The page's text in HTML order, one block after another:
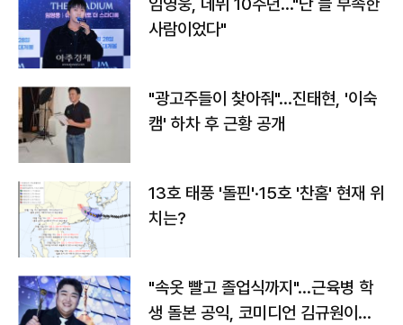
사람이었다"
"광고주들이 찾아줘"…진태현, '이숙
캠' 하차 후 근황 공개
13호 태풍 '돌핀'·15호 '찬홈' 현재 위
치는?
"속옷 빨고 졸업식까지"…근육병 학
생 돌본 공익, 코미디언 김규원이었